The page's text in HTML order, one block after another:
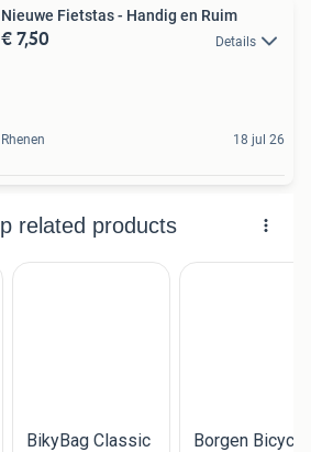
Nieuwe Fietstas - Handig en Ruim
€ 7,50 Details
Rhenen 18 jul 26